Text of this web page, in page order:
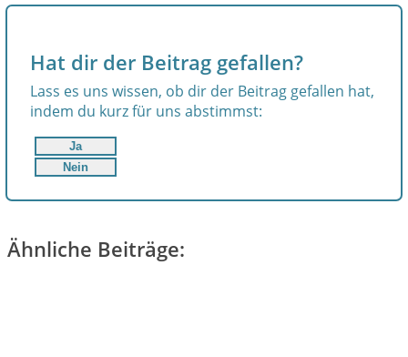
Hat dir der Beitrag gefallen?
Lass es uns wissen, ob dir der Beitrag gefallen hat,
indem du kurz für uns abstimmst:
Ja
Nein
Ähnliche Beiträge: